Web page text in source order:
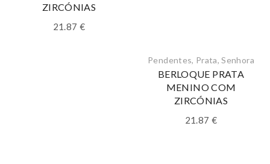
ZIRCÓNIAS
21.87 €
Pendentes, Prata,Senhora
BERLOQUE PRATA
MENINO COM
ZIRCÓNIAS
21.87 €